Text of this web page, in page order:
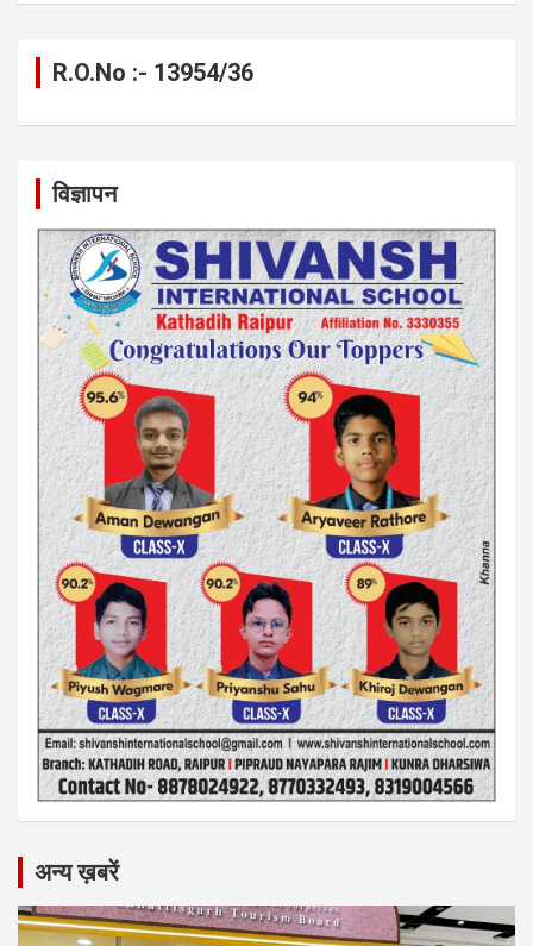
R.O.No :- 13954/36
विज्ञापन
अन्य ख़बरें